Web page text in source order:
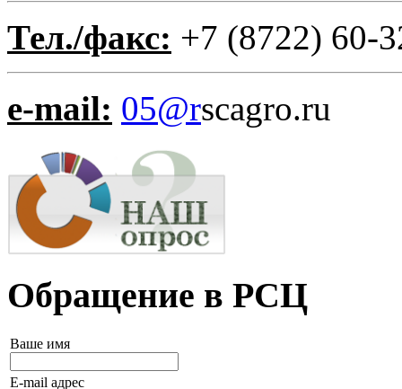
Тел./факс: +7 (8722) 60-
e-mail: 05@rscagro.ru
Обращение в РСЦ
Ваше имя
E-mail адрес